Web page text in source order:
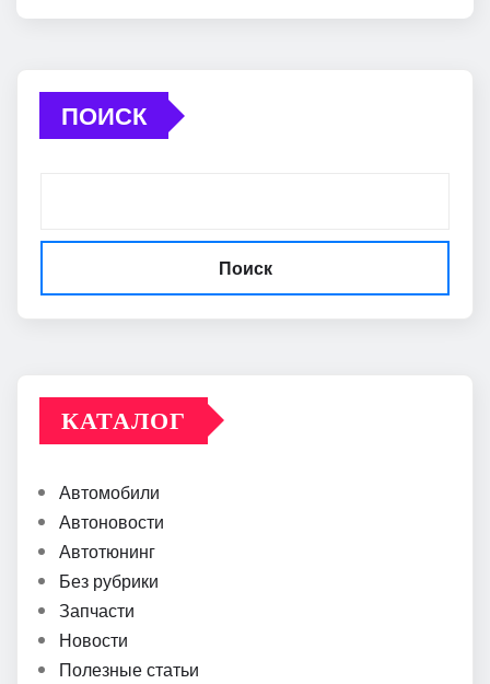
ПОИСК
Поиск
КАТАЛОГ
Автомобили
Автоновости
Автотюнинг
Без рубрики
Запчасти
Новости
Полезные статьи